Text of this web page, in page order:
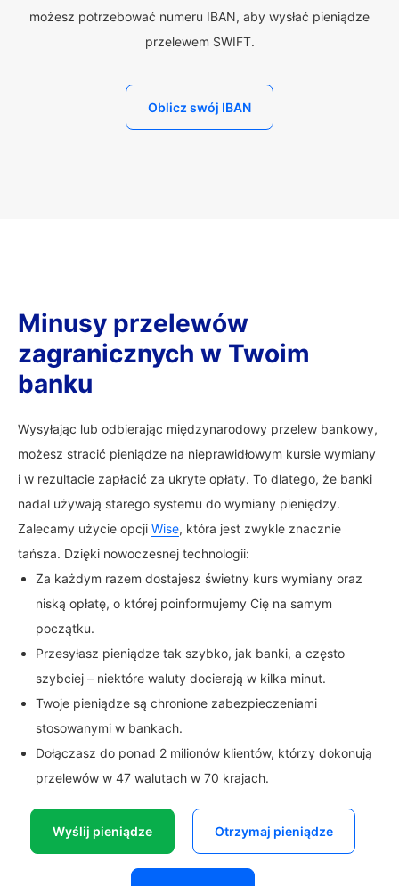
możesz potrzebować numeru IBAN, aby wysłać pieniądze
przelewem SWIFT.
Oblicz swój IBAN
Minusy przelewów
zagranicznych w Twoim
banku
Wysyłając lub odbierając międzynarodowy przelew bankowy,
możesz stracić pieniądze na nieprawidłowym kursie wymiany
i w rezultacie zapłacić za ukryte opłaty. To dlatego, że banki
nadal używają starego systemu do wymiany pieniędzy.
Zalecamy użycie opcji Wise, która jest zwykle znacznie
tańsza. Dzięki nowoczesnej technologii:
Za każdym razem dostajesz świetny kurs wymiany oraz
niską opłatę, o której poinformujemy Cię na samym
początku.
Przesyłasz pieniądze tak szybko, jak banki, a często
szybciej – niektóre waluty docierają w kilka minut.
Twoje pieniądze są chronione zabezpieczeniami
stosowanymi w bankach.
Dołączasz do ponad 2 milionów klientów, którzy dokonują
przelewów w 47 walutach w 70 krajach.
Wyślij pieniądze Otrzymaj pieniądze